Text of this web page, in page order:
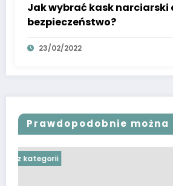
Jak wybrać kask narciarski
bezpieczeństwo?
23/02/2022
Prawdopodobnie można